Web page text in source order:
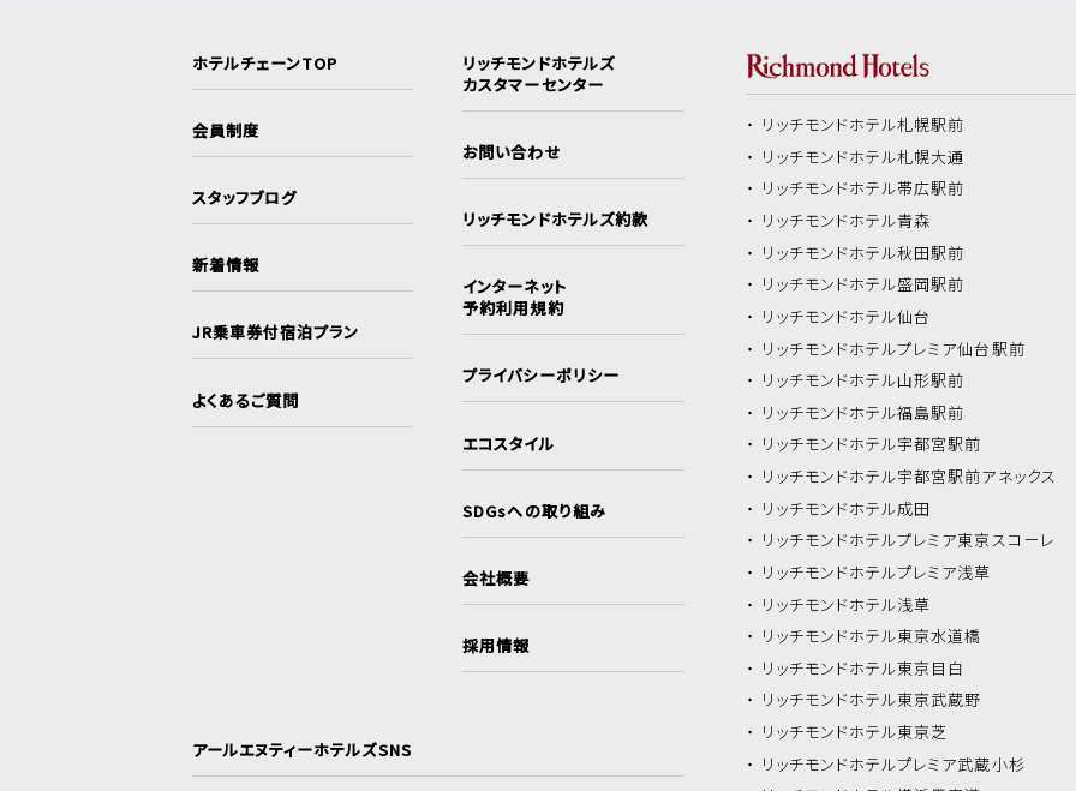
ホテルチェーンTOP
会員制度
スタッフブログ
新着情報
JR乗車券付宿泊プラン
よくあるご質問
リッチモンドホテルズ
カスタマーセンター
お問い合わせ
リッチモンドホテルズ約款
インターネット
予約利用規約
プライバシーポリシー
エコスタイル
SDGsへの取り組み
会社概要
採用情報
アールエヌティーホテルズSNS
リッチモンドホテル札幌駅前
リッチモンドホテル札幌大通
リッチモンドホテル帯広駅前
リッチモンドホテル青森
リッチモンドホテル秋田駅前
リッチモンドホテル盛岡駅前
リッチモンドホテル仙台
リッチモンドホテルプレミア仙台駅前
リッチモンドホテル山形駅前
リッチモンドホテル福島駅前
リッチモンドホテル宇都宮駅前
リッチモンドホテル宇都宮駅前アネックス
リッチモンドホテル成田
リッチモンドホテルプレミア東京スコーレ
リッチモンドホテルプレミア浅草
リッチモンドホテル浅草
リッチモンドホテル東京水道橋
リッチモンドホテル東京目白
リッチモンドホテル東京武蔵野
リッチモンドホテル東京芝
リッチモンドホテルプレミア武蔵小杉